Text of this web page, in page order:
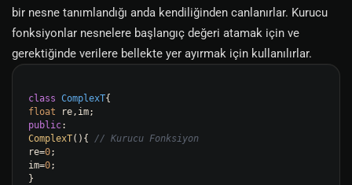
bir nesne tanımlandığı anda kendiliğinden canlanırlar. Kurucu
fonksiyonlar nesnelere başlangıç değeri atamak için ve
gerektiğinde verilere bellekte yer ayırmak için kullanılırlar.
class ComplexT
float
public
ComplexT(){ // Kurucu Fonksiyon
re=0;
im=0;
}